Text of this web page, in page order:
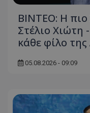
ΒΙΝΤΕΟ: Η
Στέλιο Χιώτη
κάθε φίλο
05.08.2026 - 09:09